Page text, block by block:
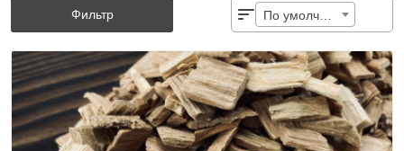
Фильтр